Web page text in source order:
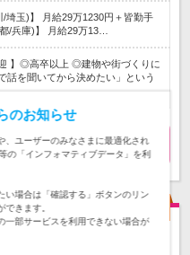
/埼玉)】 月給29万1230円＋皆勤手
/兵庫)】 月給29万13…
】◎高卒以上 ◎建物や街づくりに
を聞いてから決めたい」という
求人詳細を見る
のお知らせ
、ユーザーのみなさまに最適化され
の「インフォマティブデータ」を利
い場合は「確認する」ボタンのリン
きます。
部サービスを利用できない場合が